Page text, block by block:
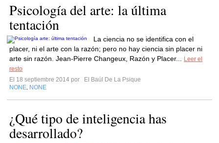
Psicología del arte: la última
tentación
La ciencia no se identifica con el
placer, ni el arte con la razón; pero no hay ciencia sin placer ni
arte sin razón. Jean-Pierre Changeux, Razón y Placer...
Leer el
resto
El 18 septiembre 2014 por
El Baúl De La Psique
NONE NONE
¿Qué tipo de inteligencia has
desarrollado?